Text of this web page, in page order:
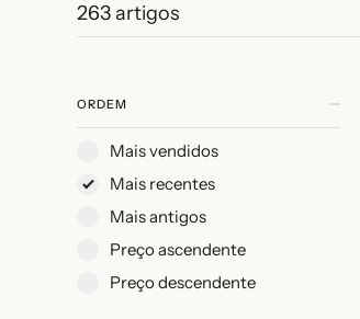
263 artigos
ORDEM
Mais vendidos
Mais recentes
Mais antigos
Preço ascendente
Preço descendente